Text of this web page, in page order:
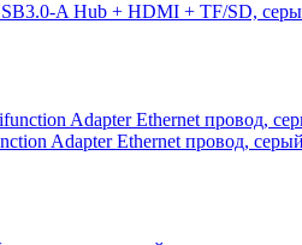
A Hub + HDMI + TF/SD,
Adapter Ethernet провод, серый